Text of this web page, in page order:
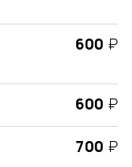
600 ₽
600 ₽
700 ₽